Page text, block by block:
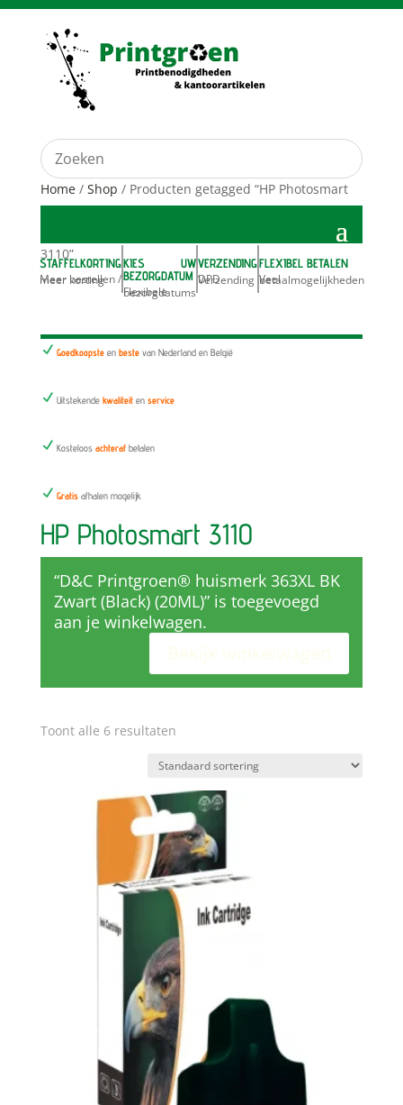
STAFFELKORTING
Meer bestellen / meer korting
KIES UW
BEZORGDATUM
Flexibele bezorgdatums
VERZENDING
DPD Verzending
FLEXIBEL BETALEN
Veel betaalmogelijkheden
N Goedkoopsteen bestevan Nederland en België
N Uitstekendekwaliteiten service
N Kosteloos achteraf betalen
N Gratis afhalen mogelijk
Home/ Shop / Producten getagged “HP Photosmart
3110”
HP Photosmart 3110
“D&C Printgroen® huismerk 363XL BK
Zwart (Black) (20ML)” is toegevoegd
aan je winkelwagen.
Toont alle 6 resultaten